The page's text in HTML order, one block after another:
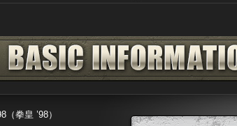
拳皇 ’98）